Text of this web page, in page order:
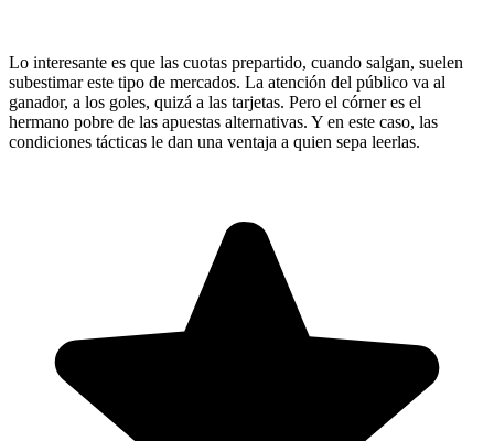
Lo interesante es que las cuotas prepartido, cuando salgan, suelen
subestimar este tipo de mercados. La atención del público va al
ganador, a los goles, quizá a las tarjetas. Pero el córner es el
hermano pobre de las apuestas alternativas. Y en este caso, las
condiciones tácticas le dan una ventaja a quien sepa leerlas.